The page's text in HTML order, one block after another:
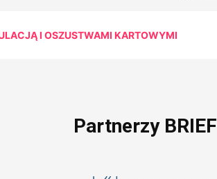
I OSZUSTWAMI KARTOWYMI
Partnerzy BRIEF